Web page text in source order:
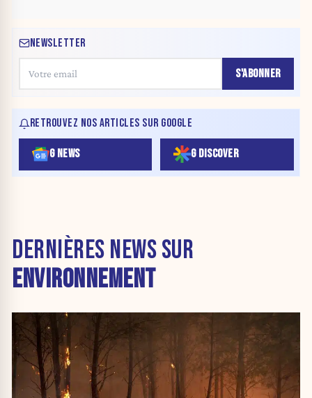
NEWSLETTER
S'ABONNER
RETROUVEZ NOS ARTICLES SUR GOOGLE
G NEWS G DISCOVER
DERNIÈRES NEWS SUR
ENVIRONNEMENT